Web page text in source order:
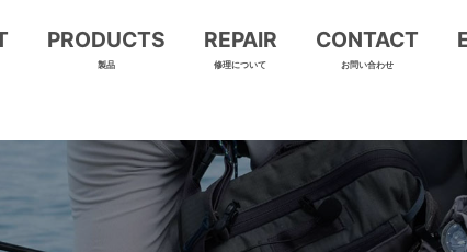
PRODUCTS
製品
REPAIR
修理について
CONTACT
お問い合わせ